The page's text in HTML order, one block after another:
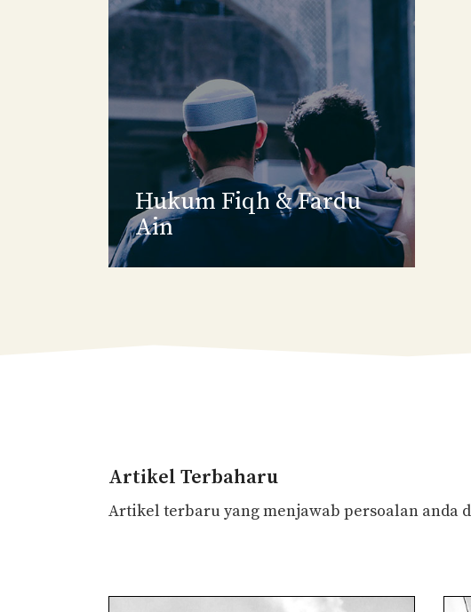
Hukum Fiqh& Fardu
Ain
Artikel Terbaharu
Artikel terbaru yang menjawab persoalan anda